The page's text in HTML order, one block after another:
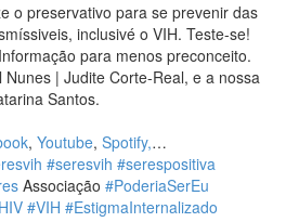
o preservativo para se prevenir das
inclusivé o VIH. Teste-se!
para menos preconceito.
| Judite Corte-Real, e a nossa
Santos.
, Youtube, Spotify,…
#seresvih #serespositiva
Associação #PoderiaSerEu
#VIH #EstigmaInternalizado